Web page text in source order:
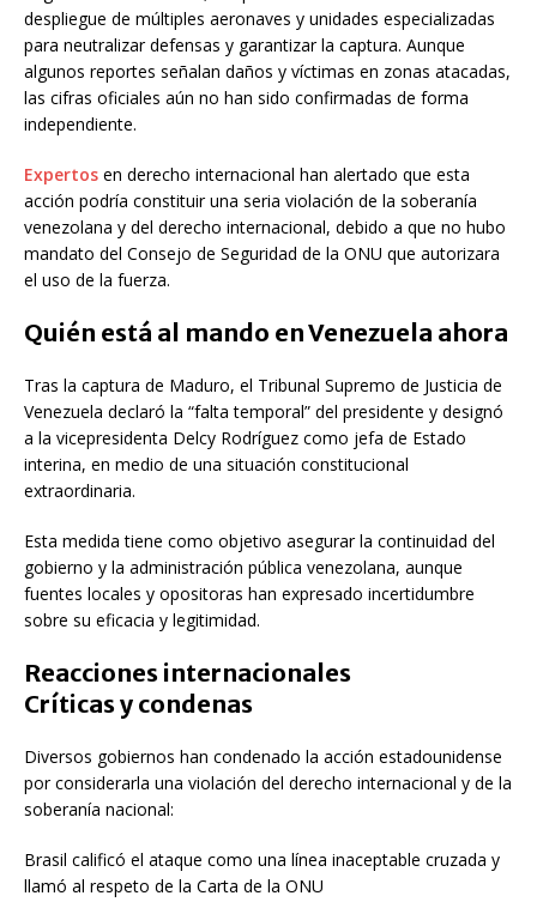
despliegue de múltiples aeronaves y unidades especializadas
para neutralizar defensas y garantizar la captura. Aunque
algunos reportes señalan daños y víctimas en zonas atacadas,
las cifras oficiales aún no han sido confirmadas de forma
independiente.
Expertos en derecho internacional han alertado que esta
acción podría constituir una seria violación de la soberanía
venezolana y del derecho internacional, debido a que no hubo
mandato del Consejo de Seguridad de la ONU que autorizara
el uso de la fuerza.
Quién está al mando en Venezuela ahora
Tras la captura de Maduro, el Tribunal Supremo de Justicia de
Venezuela declaró la “falta temporal” del presidente y designó
a la vicepresidenta Delcy Rodríguez como jefa de Estado
interina, en medio de una situación constitucional
extraordinaria.
Esta medida tiene como objetivo asegurar la continuidad del
gobierno y la administración pública venezolana, aunque
fuentes locales y opositoras han expresado incertidumbre
sobre su eficacia y legitimidad.
Reacciones internacionales
Críticas y condenas
Diversos gobiernos han condenado la acción estadounidense
por considerarla una violación del derecho internacional y de la
soberanía nacional:
Brasil calificó el ataque como una línea inaceptable cruzada y
llamó al respeto de la Carta de la ONU